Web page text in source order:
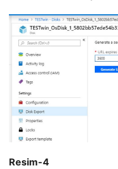
Resim-4